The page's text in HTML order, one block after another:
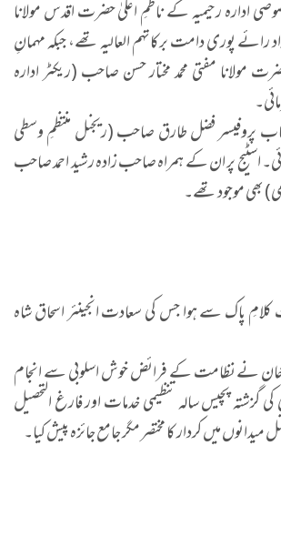
ادارہ رحیمیہ کے ناظمِ اعلیٰ حضرت اقدس مولانا
رائے پوری دامت برکاتہم العالیہ تھے، جبکہ مہمانِ
مولانا مفتی محمد مختار حسن صاحب (ریکٹر ادارہ
پروفیسر فضل طارق صاحب (ریجنل منتظمِ وسطی
اسٹیج پر ان کے ہمراہ صاحب زادہ رشید احمد صاحب
بھی موجود تھے۔
پاک سے ہوا جس کی سعادت انجینئر اسحاق شاہ
خان نے نظامت کے فرائض خوش اسلوبی سے انجام
گزشتہ پچیس سالہ تنظیمی خدمات اور فارغ التحصیل
میں کردار کا مختصر مگر جامع جائزہ پیش کیا۔